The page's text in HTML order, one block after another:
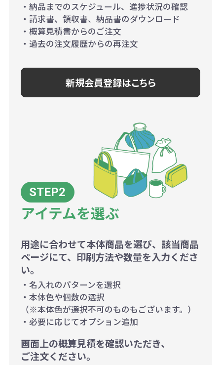
・納品までのスケジュール、進捗状況の確認
・請求書、領収書、納品書のダウンロード
・概算見積書からのご注文
・過去の注文履歴からの再注文
新規会員登録はこちら
アイテムを選ぶ
用途に合わせて本体商品を選び、該当商品
ページにて、印刷方法や数量を入力くださ
い。
・名入れのパターンを選択
・本体色や個数の選択
（※本体色が選択不可のものもございます。）
・必要に応じてオプション追加
画面上の概算見積を確認いただき、
ご注文ください。